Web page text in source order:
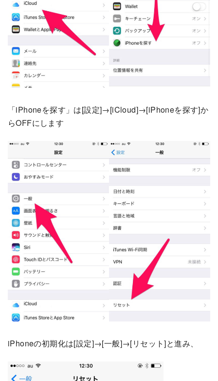
「iPhoneを探す」は[設定]→[iCloud]→[iPhoneを探す]か
らOFFにします
iPhoneの初期化は[設定]→[一般]→[リセット]と進み、